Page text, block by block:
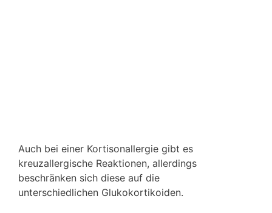
Auch bei einer Kortisonallergie gibt es
kreuzallergische Reaktionen, allerdings
beschränken sich diese auf die
unterschiedlichen Glukokortikoiden.